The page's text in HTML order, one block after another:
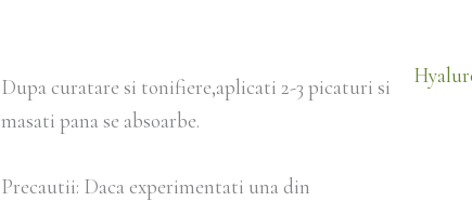
Dupa curatare si tonifiere,aplicati 2-3 picaturi si
masati pana se absoarbe.
Precautii: Daca experimentati una din